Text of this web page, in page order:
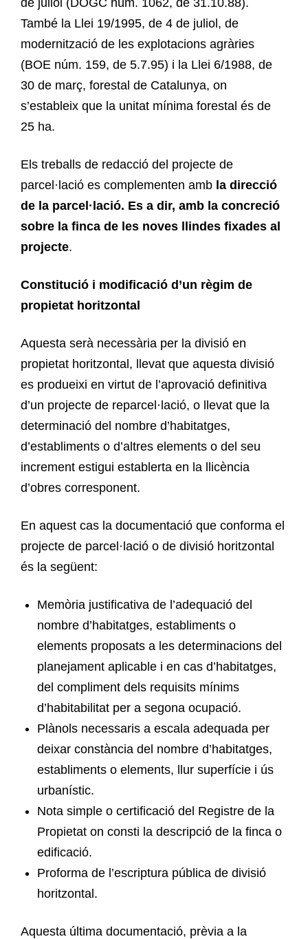
També la Llei 19/1995, de 4 de juliol, de
modernització de les explotacions agràries
(BOE núm. 159, de 5.7.95) i la Llei 6/1988, de
30 de març, forestal de Catalunya, on
s’estableix que la unitat mínima forestal és de
25 ha.
Els treballs de redacció del projecte de
parcel·lació es complementen amb la direcció
de la parcel·lació. Es a dir, amb la concreció
sobre la finca de les noves llindes fixades al
projecte.
Constitució i modificació d’un règim de
propietat horitzontal
Aquesta serà necessària per la divisió en
propietat horitzontal, llevat que aquesta divisió
es produeixi en virtut de l’aprovació definitiva
d’un projecte de reparcel·lació, o llevat que la
determinació del nombre d’habitatges,
d’establiments o d’altres elements o del seu
increment estigui establerta en la llicència
d’obres corresponent.
En aquest cas la documentació que conforma el
projecte de parcel·lació o de divisió horitzontal
és la següent:
Memòria justificativa de l’adequació del
nombre d’habitatges, establiments o
elements proposats a les determinacions del
planejament aplicable i en cas d’habitatges,
del compliment dels requisits mínims
d’habitabilitat per a segona ocupació.
Plànols necessaris a escala adequada per
deixar constància del nombre d’habitatges,
establiments o elements, llur superfície i ús
urbanístic.
Nota simple o certificació del Registre de la
Propietat on consti la descripció de la finca o
edificació.
Proforma de l’escriptura pública de divisió
horitzontal.
Aquesta última documentació, prèvia a la